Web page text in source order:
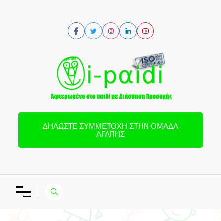
ΔΗΛΏΣΤΕ ΣΥΜΜΕΤΟΧΉ ΣΤΗΝ ΟΜΆΔΑ
ΑΓΆΠΗΣ